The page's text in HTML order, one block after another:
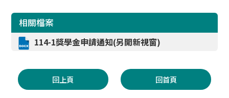
相關檔案
114-1獎學金申請通知(另開新視窗)
回上頁 回首頁